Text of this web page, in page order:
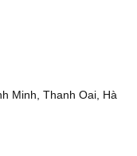
Minh, Thanh Oai, Hà